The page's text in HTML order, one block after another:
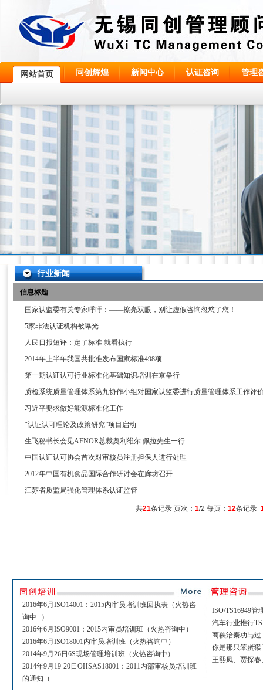
网站首页 同创辉煌 新闻中心 认证咨询 管理
行业新闻
信息标题
国家认监委有关专家呼吁：——擦亮双眼，别让虚假咨询忽悠了您！
5家非法认证机构被曝光
人民日报短评：定了标准 就看执行
2014年上半年我国共批准发布国家标准498项
第一期认证认可行业标准化基础知识培训在京举行
质检系统质量管理体系第九协作小组对国家认监委进行质量管理体系工作评
习近平要求做好能源标准化工作
“认证认可理论及政策研究”项目启动
生飞秘书长会见AFNOR总裁奥利维尔.佩拉先生一行
中国认证认可协会首次对审核员注册担保人进行处理
2012年中国有机食品国际合作研讨会在廊坊召开
江苏省质监局强化管理体系认证监管
共21条记录 页次： 1/2 每页： 12条记录
2016年6月ISO14001：2015内审员培训班回执表（火热咨
询中...)
2016年6月ISO9001：2015内审员培训班（火热咨询中）
2016年6月ISO18001内审员培训班（火热咨询中）
2014年9月26日6S现场管理培训班（火热咨询中）
2014年9月19-20日OHSAS18001：2011内部审核员培训班
的通知（
ISO/TS16949管
汽车行业推行
商鞅治秦功与过
你是那只笨蛋猴
王熙凤、贾探